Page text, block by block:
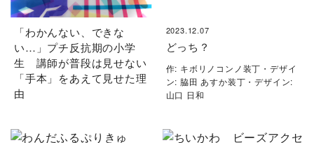
「わかんない、できな
い…」プチ反抗期の小学
生 講師が普段は見せない
「手本」をあえて見せた理
由
2023.12.07
どっち？
作: キボリノコンノ装丁・デザイ
ン: 脇田 あすか装丁・デザイン:
山口 日和